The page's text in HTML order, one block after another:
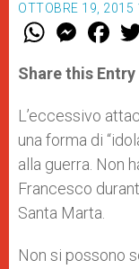
OTTOBRE 19, 2015
W
t
s
p
p
M
e
s
e
g
e
r
F
a
e
b
o
k
Share this Entry
L’eccessivo
una forma di
alla guerra. Non
Francesco
Santa Marta.
Non si possono